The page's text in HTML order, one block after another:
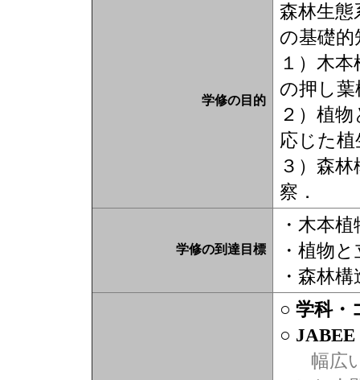
学修の目的
森林生態
の基礎
１）木
の押し
２）植
応じた
３）森
察．
学修の到達目標
・木本
・植物
・森林
○ 学科・
○
幅広